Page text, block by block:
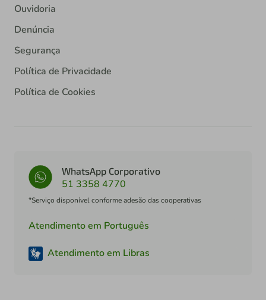
Ouvidoria
Denúncia
Segurança
Política de Privacidade
Política de Cookies
WhatsApp Corporativo
51 3358 4770
*Serviço disponível conforme adesão das cooperativas
Atendimento em Português
Atendimento em Libras